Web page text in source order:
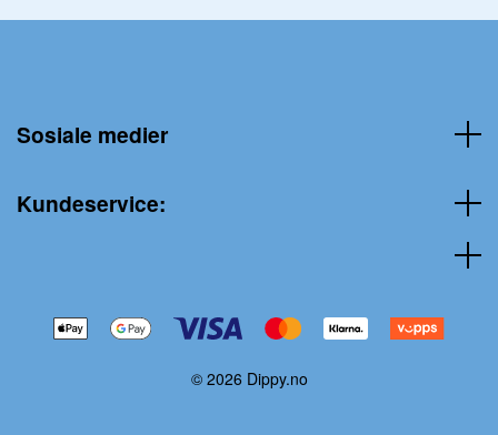
Sosiale medier
Kundeservice:
© 2026 Dippy.no